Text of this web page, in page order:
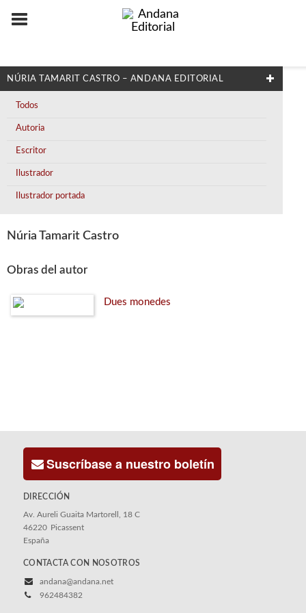
NÚRIA TAMARIT CASTRO – ANDANA EDITORIAL
Todos
Autoria
Escritor
Ilustrador
Ilustrador portada
Núria Tamarit Castro
Obras del autor
Dues monedes
Suscríbase a nuestro boletín
DIRECCIÓN
Av. Aureli Guaita Martorell, 18 C
46220 Picassent
España
CONTACTA CON NOSOTROS
andana@andana.net
962484382